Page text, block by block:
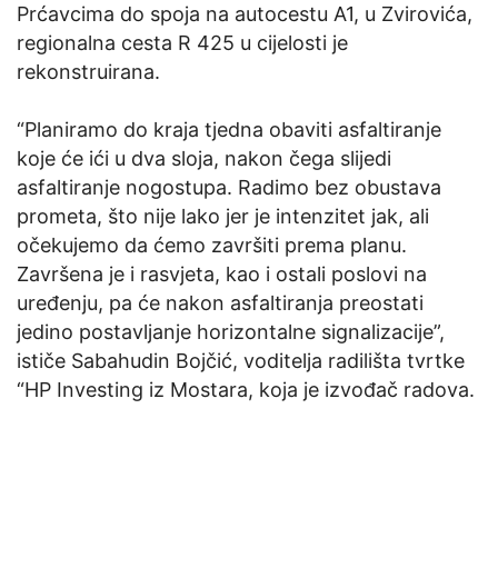
Prćavcima do spoja na autocestu A1, u Zvirovića,
regionalna cesta R 425 u cijelosti je
rekonstruirana.
“Planiramo do kraja tjedna obaviti asfaltiranje
koje će ići u dva sloja, nakon čega slijedi
asfaltiranje nogostupa. Radimo bez obustava
prometa, što nije lako jer je intenzitet jak, ali
očekujemo da ćemo završiti prema planu.
Završena je i rasvjeta, kao i ostali poslovi na
uređenju, pa će nakon asfaltiranja preostati
jedino postavljanje horizontalne signalizacije”,
ističe Sabahudin Bojčić, voditelja radilišta tvrtke
“HP Investing iz Mostara, koja je izvođač radova.